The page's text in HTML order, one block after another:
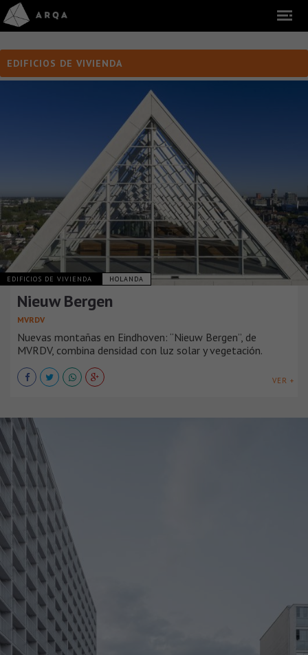
EDIFICIOS DE VIVIENDA
EDIFICIOS DE VIVIENDA HOLANDA
Nieuw Bergen
MVRDV
Nuevas montañas en Eindhoven: “Nieuw Bergen”, de
MVRDV, combina densidad con luz solar y vegetación.
VER +